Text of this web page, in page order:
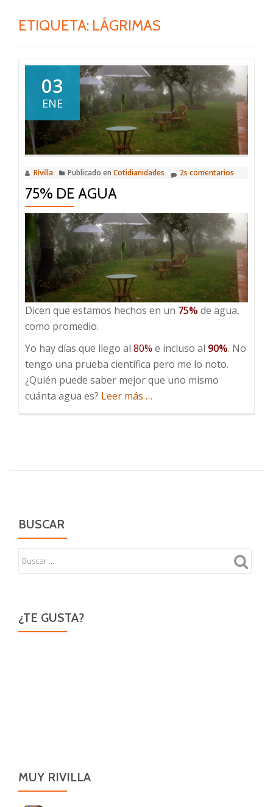
ETIQUETA: LÁGRIMAS
03
ENE
Rivilla Publicado en Cotidianidades 2s comentarios
75% DE AGUA
Dicen que estamos hechos en un 75% de agua,
como promedio.
Yo hay días que llego al 80% e incluso al 90%. No
tengo una prueba científica pero me lo noto.
¿Quién puede saber mejor que uno mismo
cuánta agua es? Leer más acerca
…
BUSCAR
¿TE GUSTA?
MUY RIVILLA